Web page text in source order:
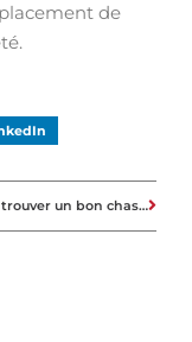
de
Comment trouver un bon chasseur immobilier?